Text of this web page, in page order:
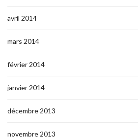
avril 2014
mars 2014
février 2014
janvier 2014
décembre 2013
novembre 2013